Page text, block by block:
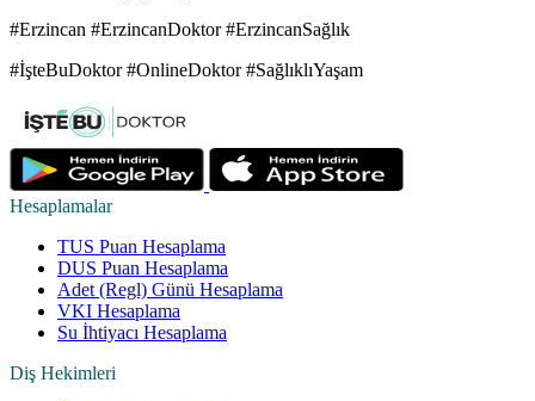
#Erzincan #ErzincanDoktor #ErzincanSağlık
#İşteBuDoktor #OnlineDoktor #SağlıklıYaşam
Hesaplamalar
TUS Puan Hesaplama
DUS Puan Hesaplama
Adet (Regl) Günü Hesaplama
VKI Hesaplama
Su İhtiyacı Hesaplama
Diş Hekimleri